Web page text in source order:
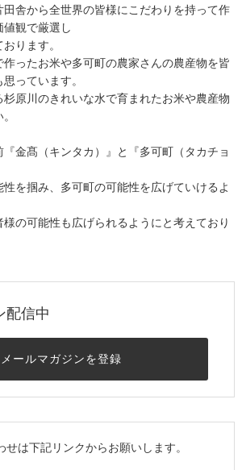
舎から全世界の皆様にこだわりを持って作
値観で厳選し
ります。
ったお米や多可町の農家さんの農産物を皆
っています。
原川のきれいな水で育まれたお米や農産物
金髙（キンタカ）』と『多可町（タカチョ
を掴み、多可町の可能性を広げていけるよ
の可能性も広げられるようにと考えており
配信中
メールマガジンを登録
せは下記リンクからお願いします。